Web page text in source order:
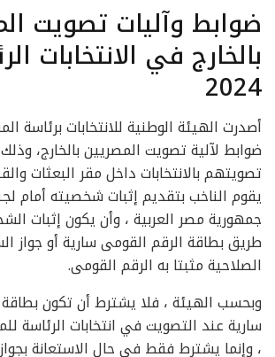
ضوابط وآليات تصويت
بالخارج في الانتخابات
2024
أصدرت الهيئة الوطنية للانتخابات برئاسة
ضوابط لآلية تصويت المصريين بالخارج،
تصويتهم بالانتخابات داخل مقر البعثات
يقوم الناخب بتقديم إثبات شخصيته أمام
جمهورية مصر العربية ، وأن يكون إثبات
طريق بطاقة الرقم القومى سارية أو جواز
الصلاحية مثبتا به الرقم القومى.
وبحسب الهيئة ، فلا يشترط أن تكون
سارية عند التصويت في انتخابات الرئاسة
، وإنما يشترط فقط في حال الاستعانة